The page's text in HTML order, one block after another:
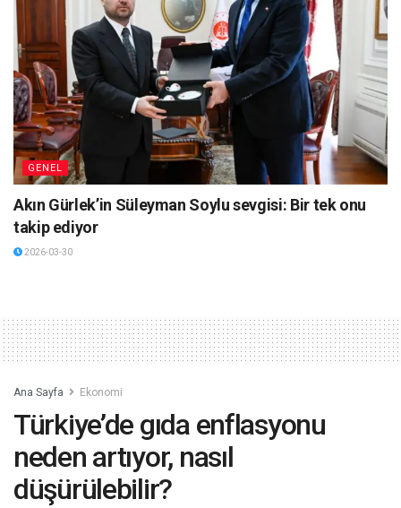
GENEL
Akın Gürlek’in Süleyman Soylu sevgisi: Bir tek onu
takip ediyor
2026-03-30
Ana Sayfa Ekonomi
Türkiye’de gıda enflasyonu
neden artıyor, nasıl
düşürülebilir?